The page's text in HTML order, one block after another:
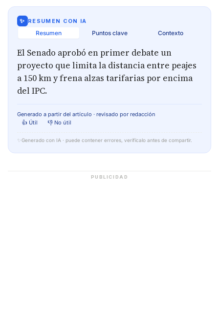
✨ RESUMEN CON IA
Resumen Puntos clave Contexto
El Senado aprobó en primer debate un
proyecto que limita la distancia entre peajes
a 150 km y frena alzas tarifarias por encima
del IPC.
Generado a partir del artículo · revisado por redacción
👍 Útil
👎 No útil
✨ Generado con IA · puede contener errores, verifícalo antes de compartir.
PUBLICIDAD